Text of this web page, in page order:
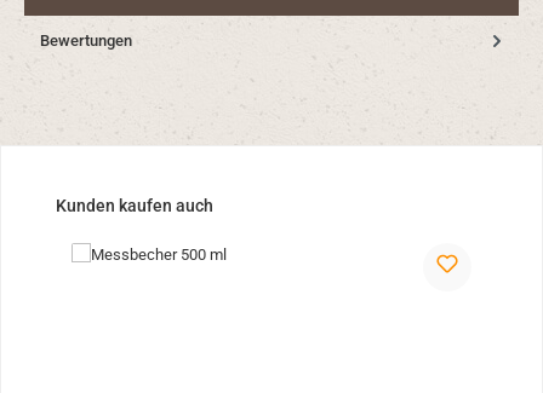
Bewertungen
Produktgalerie überspringen
Kunden kaufen auch